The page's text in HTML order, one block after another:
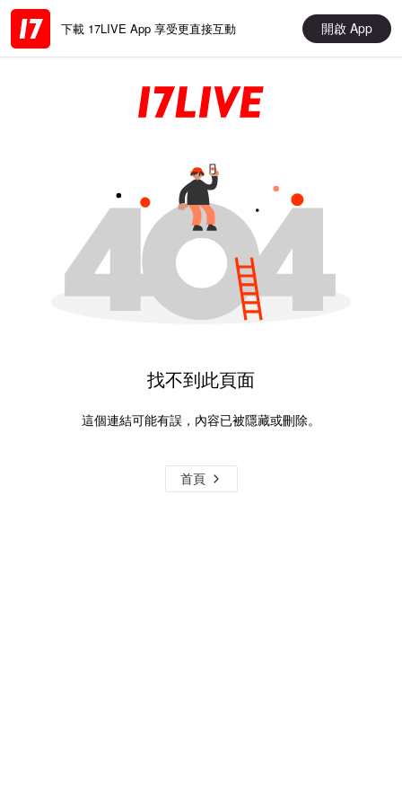
下載 17LIVE App 享受更直接互動 開啟 App
找不到此頁面
這個連結可能有誤，內容已被隱藏或刪除。
首頁